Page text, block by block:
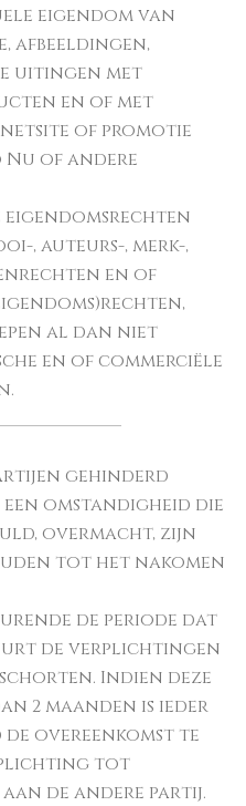
eigendom van
afbeeldingen,
uitingen met
en of met
of promotie
Nu of andere
eigendomsrechten
, auteurs-, merk-,
en of
al dan niet
en of commerciële
gehinderd
omstandigheid die
overmacht, zijn
tot het nakomen
de periode dat
de verplichtingen
Indien deze
2 maanden is ieder
overeenkomst te
tot
de andere partij.